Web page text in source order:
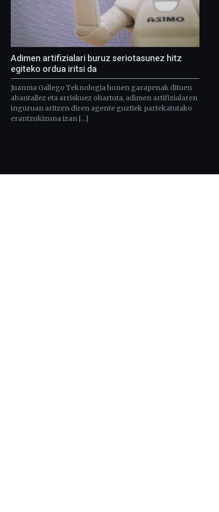
Adimen artifizialari buruz seriotasunez hitz
egiteko ordua iritsi da
Juanma Gallego Teknologia honen garapenak dituen
abantailez eta arriskuez ohartuta, adimen artifizialaren
inguruan aritzen diren agente guztiek partekatutako
erantzukizuna izan […]